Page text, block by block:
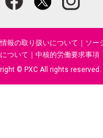
報の取り扱いについて
ソー
ついて
中核的労働要求事項
© PXC All rights reserved.